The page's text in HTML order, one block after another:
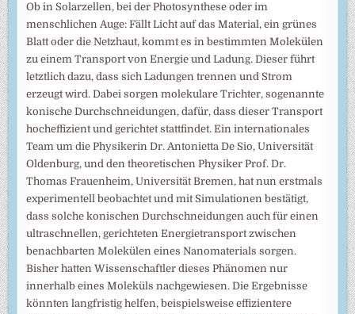
Ob in Solarzellen, bei der Photosynthese oder im
menschlichen Auge: Fällt Licht auf das Material, ein grünes
Blatt oder die Netzhaut, kommt es in bestimmten Molekülen
zu einem Transport von Energie und Ladung. Dieser führt
letztlich dazu, dass sich Ladungen trennen und Strom
erzeugt wird. Dabei sorgen molekulare Trichter, sogenannte
konische Durchschneidungen, dafür, dass dieser Transport
hocheffizient und gerichtet stattfindet. Ein internationales
Team um die Physikerin Dr. Antonietta De Sio, Universität
Oldenburg, und den theoretischen Physiker Prof. Dr.
Thomas Frauenheim, Universität Bremen, hat nun erstmals
experimentell beobachtet und mit Simulationen bestätigt,
dass solche konischen Durchschneidungen auch für einen
ultraschnellen, gerichteten Energietransport zwischen
benachbarten Molekülen eines Nanomaterials sorgen.
Bisher hatten Wissenschaftler dieses Phänomen nur
innerhalb eines Moleküls nachgewiesen. Die Ergebnisse
könnten langfristig helfen, beispielsweise effizientere